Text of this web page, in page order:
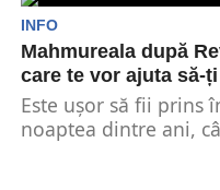
INFO
Mahmureala după
care te vor ajuta să-
Este ușor să fii prins
noaptea dintre ani,